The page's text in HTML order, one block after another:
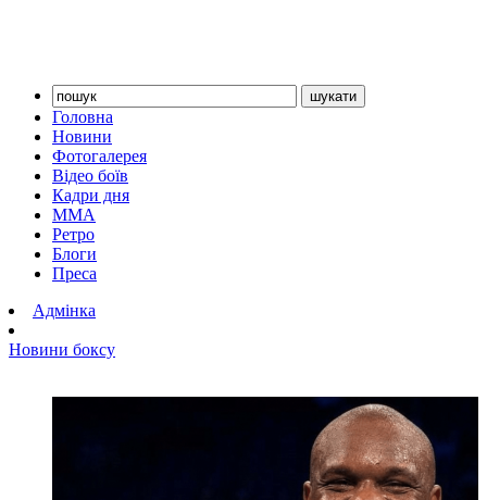
Головна
Новини
Фотогалерея
Відео боїв
Кадри дня
ММА
Ретро
Блоги
Преса
Адмінка
Новини боксу